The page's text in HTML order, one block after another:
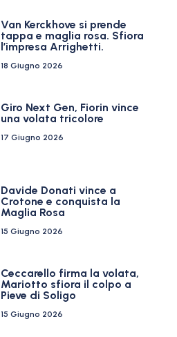
Van Kerckhove si prende
tappa e maglia rosa. Sfiora
l’impresa Arrighetti.
18 Giugno 2026
Giro Next Gen, Fiorin vince
una volata tricolore
17 Giugno 2026
Davide Donati vince a
Crotone e conquista la
Maglia Rosa
15 Giugno 2026
Ceccarello firma la volata,
Mariotto sfiora il colpo a
Pieve di Soligo
15 Giugno 2026